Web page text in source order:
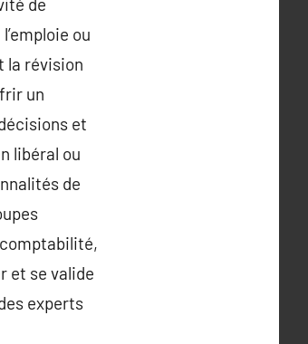
ou
la révision
un
et
libéral ou
de
comptabilité,
et se valide
experts